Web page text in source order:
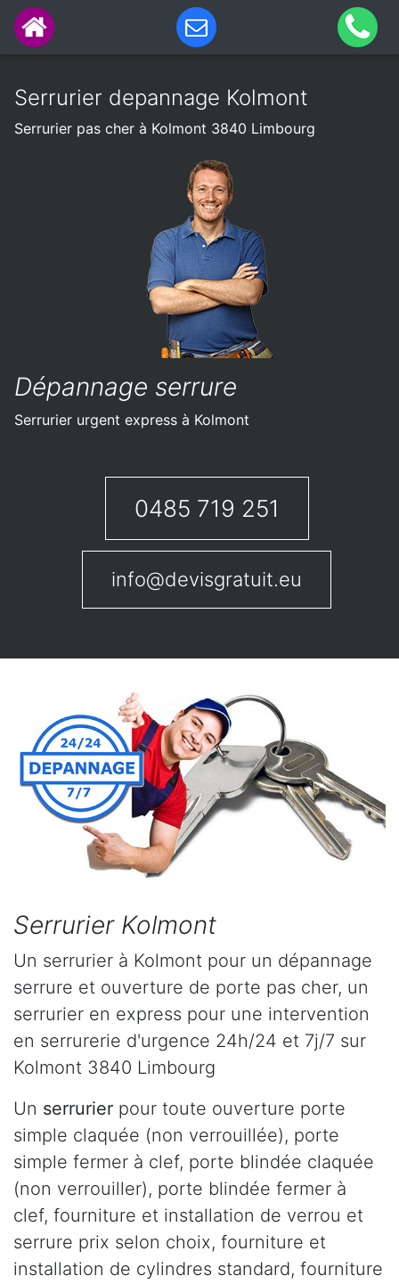
Serrurier depannage Kolmont
Serrurier pas cher à Kolmont 3840 Limbourg
Dépannage serrure
Serrurier urgent express à Kolmont
0485 719 251
info@devisgratuit.eu
Serrurier Kolmont
Un serrurier à Kolmont pour un dépannage
serrure et ouverture de porte pas cher, un
serrurier en express pour une intervention
en serrurerie d'urgence 24h/24 et 7j/7 sur
Kolmont 3840 Limbourg
Un serrurier pour toute ouverture porte
simple claquée (non verrouillée), porte
simple fermer à clef, porte blindée claquée
(non verrouiller), porte blindée fermer à
clef, fourniture et installation de verrou et
serrure prix selon choix, fourniture et
installation de cylindres standard, fourniture